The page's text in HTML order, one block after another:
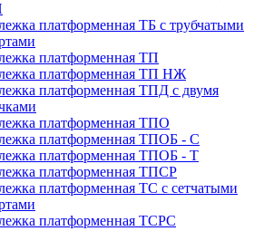
платформенная ТБ с трубчатыми
платформенная ТП
платформенная ТП НЖ
платформенная ТПД с двумя
платформенная ТПО
платформенная ТПОБ - С
платформенная ТПОБ - Т
платформенная ТПСР
платформенная ТС с сетчатыми
платформенная ТСРС